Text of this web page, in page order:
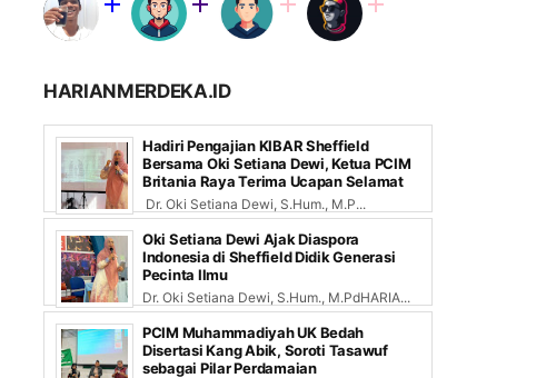
HARIANMERDEKA.ID
Hadiri Pengajian KIBAR Sheffield
Bersama Oki Setiana Dewi, Ketua PCIM
Britania Raya Terima Ucapan Selamat
Dr. Oki Setiana Dewi, S.Hum., M.P...
Oki Setiana Dewi Ajak Diaspora
Indonesia di Sheffield Didik Generasi
Pecinta Ilmu
Dr. Oki Setiana Dewi, S.Hum., M.PdHARIA...
PCIM Muhammadiyah UK Bedah
Disertasi Kang Abik, Soroti Tasawuf
sebagai Pilar Perdamaian